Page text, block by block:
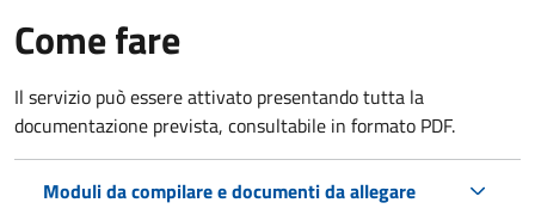
Come fare
Il servizio può essere attivato presentando tutta la
documentazione prevista, consultabile in formato PDF.
Moduli da compilare e documenti da allegare